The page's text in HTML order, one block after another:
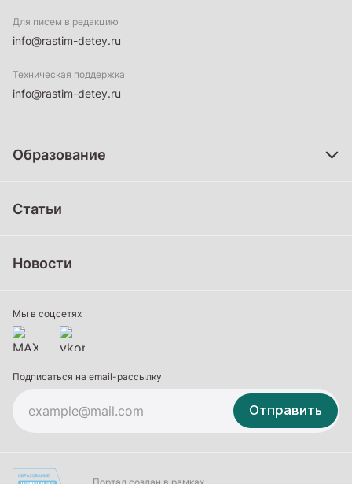
Для писем в редакцию
info@rastim-detey.ru
Техническая поддержка
info@rastim-detey.ru
Образование
Дополнительное образование
Статьи
Новости
Мы в соцсетях
Подписаться на email-рассылку
Отправить